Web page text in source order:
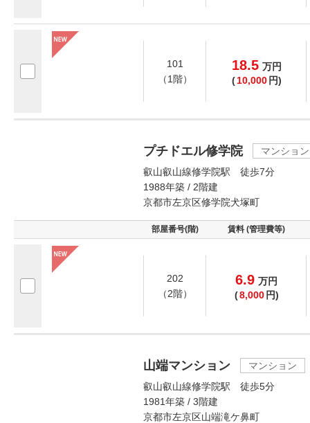
101
（1階）
18.5 万円
( 10,000 円)
プチドエル修学院
マンション
叡山叡山線修学院駅 徒歩7分
1988年築 / 2階建
京都市左京区修学院犬塚町
部屋番号(階) 賃料 (管理費等)
202
（2階）
6.9 万円
(8,000 円)
山端マンション
マンション
叡山叡山線修学院駅 徒歩5分
1981年築 / 3階建
京都市左京区山端滝ケ鼻町